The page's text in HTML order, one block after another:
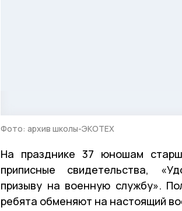
Фото: архив школы-ЭКОТЕХ
На празднике 37 юношам
приписные свидетельства,
призыву на военную службу».
ребята обменяют на настоящий